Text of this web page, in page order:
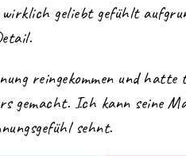
geliebt gefühlt
reingekommen und hatte
gemacht. Ich kann seine
sehnt.